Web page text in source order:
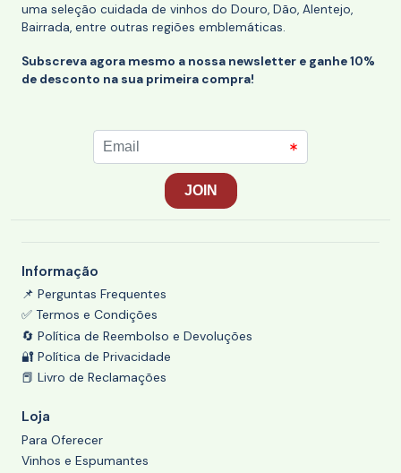
uma seleção cuidada de vinhos do Douro, Dão, Alentejo,
Bairrada, entre outras regiões emblemáticas.
Subscreva agora mesmo a nossa newsletter e ganhe 10%
de desconto na sua primeira compra!
Informação
📌 Perguntas Frequentes
✅ Termos e Condições
🔄 Política de Reembolso e Devoluções
🔐 Política de Privacidade
📕 Livro de Reclamações
Loja
Para Oferecer
Vinhos e Espumantes